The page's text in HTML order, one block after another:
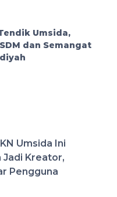
Umsida,
dan Semangat
Umsida Ini
Jadi Kreator,
Pengguna